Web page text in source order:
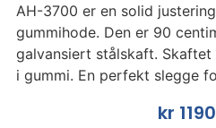
AH-3700 er en solid
gummihode. Den er 90
galvansiert stålskaft.
i gummi. En perfekt slegge
kr